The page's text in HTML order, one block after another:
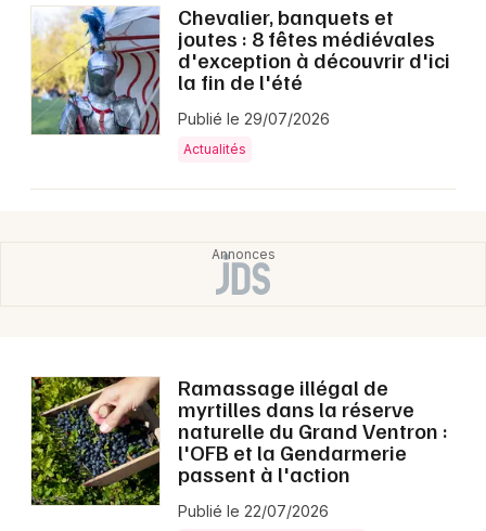
Chevalier, banquets et
joutes : 8 fêtes médiévales
d'exception à découvrir d'ici
la fin de l'été
Publié le 29/07/2026
Actualités
Ramassage illégal de
myrtilles dans la réserve
naturelle du Grand Ventron :
l'OFB et la Gendarmerie
passent à l'action
Publié le 22/07/2026